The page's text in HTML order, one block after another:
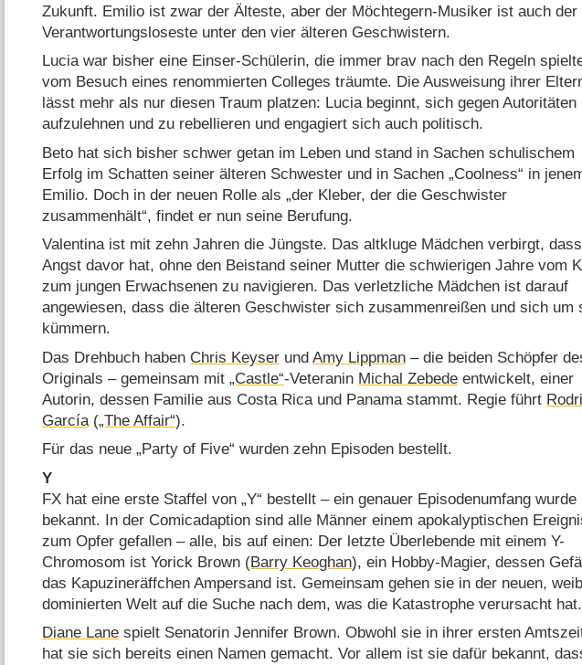
Zukunft. Emilio ist zwar der Älteste, aber der Möchtegern-Musiker ist auch der
Verantwortungsloseste unter den vier älteren Geschwistern.
Lucia war bisher eine Einser-Schülerin, die immer brav nach den Regeln
vom Besuch eines renommierten Colleges träumte. Die Ausweisung ihrer
lässt mehr als nur diesen Traum platzen: Lucia beginnt, sich gegen Autoritäten
aufzulehnen und zu rebellieren und engagiert sich auch politisch.
Beto hat sich bisher schwer getan im Leben und stand in Sachen schulischem
Erfolg im Schatten seiner älteren Schwester und in Sachen „Coolness“ in
Emilio. Doch in der neuen Rolle als „der Kleber, der die Geschwister
zusammenhält“, findet er nun seine Berufung.
Valentina ist mit zehn Jahren die Jüngste. Das altkluge Mädchen verbirgt,
Angst davor hat, ohne den Beistand seiner Mutter die schwierigen Jahre vom
zum jungen Erwachsenen zu navigieren. Das verletzliche Mädchen ist darauf
angewiesen, dass die älteren Geschwister sich zusammenreißen und sich um
kümmern.
Das Drehbuch haben Chris Keyser undAmy Lippman – die beiden Schöpfer
Originals – gemeinsam mit„Castle“-Veteranin Michal Zebede entwickelt, einer
Autorin, dessen Familie aus Costa Rica und Panama stammt. Regie führt
García („The Affair“).
Für das neue „Party of Five“ wurden zehn Episoden bestellt.
Y
FX hat eine erste Staffel von „Y“ bestellt – ein genauer Episodenumfang wurde
bekannt. In der Comicadaption sind alle Männer einem apokalyptischen
zum Opfer gefallen – alle, bis auf einen: Der letzte Überlebende mit einem Y-
Chromosom ist Yorick Brown (Barry Keoghan), ein Hobby-Magier, dessen
das Kapuzineräffchen Ampersand ist. Gemeinsam gehen sie in der neuen,
dominierten Welt auf die Suche nach dem, was die Katastrophe verursacht hat.
Diane Lane spielt Senatorin Jennifer Brown. Obwohl sie in ihrer ersten
hat sie sich bereits einen Namen gemacht. Vor allem ist sie dafür bekannt,